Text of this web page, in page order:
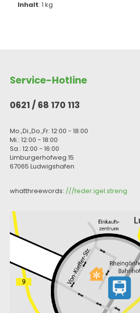
Inhalt: 1 kg
Service-Hotline
0621 / 68 170 113
Mo.,Di.,Do.,Fr: 12:00 - 18:00
Mi.: 12:00 - 18:00
Sa.: 12:00 - 16:00
Limburgerhofweg 15
67065 Ludwigshafen
whatthreewords: ///feder.igel.streng